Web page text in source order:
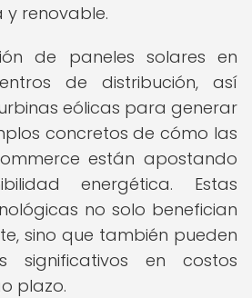
renovable.
de paneles solares en
de distribución, así
eólicas para generar
concretos de cómo las
están apostando
energética. Estas
no solo benefician
sino que también pueden
significativos en costos
plazo.